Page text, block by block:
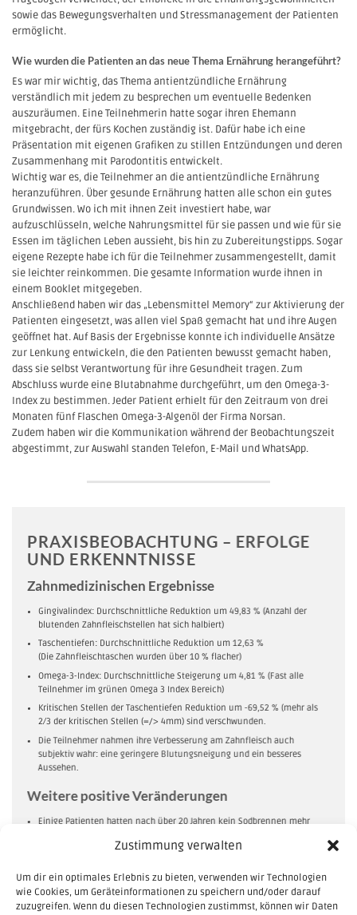
Zustimmung verwalten
Um dir ein optimales Erlebnis zu bieten, verwenden wir Technologien
wie Cookies, um Geräteinformationen zu speichern und/oder darauf
zuzugreifen. Wenn du diesen Technologien zustimmst, können wir Daten
sowie das Bewegungsverhalten und Stressmanagement der Patienten
ermöglicht.
Wie wurden die Patienten an das neue Thema Ernährung herangeführt?
Es war mir wichtig, das Thema antientzündliche Ernährung
verständlich mit jedem zu besprechen um eventuelle Bedenken
auszuräumen. Eine Teilnehmerin hatte sogar ihren Ehemann
mitgebracht, der fürs Kochen zuständig ist. Dafür habe ich eine
Präsentation mit eigenen Grafiken zu stillen Entzündungen und deren
Zusammenhang mit Parodontitis entwickelt.
Wichtig war es, die Teilnehmer an die antientzündliche Ernährung
heranzuführen. Über gesunde Ernährung hatten alle schon ein gutes
Grundwissen. Wo ich mit ihnen Zeit investiert habe, war
aufzuschlüsseln, welche Nahrungsmittel für sie passen und wie für sie
Essen im täglichen Leben aussieht, bis hin zu Zubereitungstipps. Sogar
eigene Rezepte habe ich für die Teilnehmer zusammengestellt, damit
sie leichter reinkommen. Die gesamte Information wurde ihnen in
einem Booklet mitgegeben.
Anschließend haben wir das „Lebensmittel Memory“ zur Aktivierung der
Patienten eingesetzt, was allen viel Spaß gemacht hat und ihre Augen
geöffnet hat. Auf Basis der Ergebnisse konnte ich individuelle Ansätze
zur Lenkung entwickeln, die den Patienten bewusst gemacht haben,
dass sie selbst Verantwortung für ihre Gesundheit tragen. Zum
Abschluss wurde eine Blutabnahme durchgeführt, um den Omega-3-
Index zu bestimmen. Jeder Patient erhielt für den Zeitraum von drei
Monaten fünf Flaschen Omega-3-Algenöl der Firma Norsan.
Zudem haben wir die Kommunikation während der Beobachtungszeit
abgestimmt, zur Auswahl standen Telefon, E-Mail und WhatsApp.
PRAXISBEOBACHTUNG – ERFOLGE
UND ERKENNTNISSE
Zahnmedizinischen Ergebnisse
Gingivalindex: Durchschnittliche Reduktion um 49,83 % (Anzahl der
blutenden Zahnfleischstellen hat sich halbiert)
Taschentiefen: Durchschnittliche Reduktion um 12,63 %
(Die Zahnfleischtaschen wurden über 10 % flacher)
Omega-3-Index: Durchschnittliche Steigerung um 4,81 % (Fast alle
Teilnehmer im grünen Omega 3 Index Bereich)
Kritischen Stellen der Taschentiefen Reduktion um -69,52 % (mehr als
2⁄3 der kritischen Stellen (=/> 4mm) sind verschwunden.
Die Teilnehmer nahmen ihre Verbesserung am Zahnfleisch auch
subjektiv wahr: eine geringere Blutungsneigung und ein besseres
Aussehen.
Weitere positive Veränderungen
Einige Patienten hatten nach über 20 Jahren kein Sodbrennen mehr
Gewichtsreduktionen von bis zu 8 Kilogramm
Verbesserte Schlafqualität und Verringerung von Allergiesymptomen
Mehr Leistungsfähigkeit im Arbeitsalltag